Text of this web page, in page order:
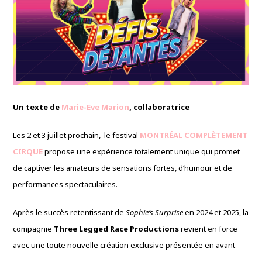
Un texte de Marie-Eve Marion, collaboratrice
Les 2 et 3 juillet prochain, le festival MONTRÉAL COMPLÈTEMENT
CIRQUEpropose une expérience totalement unique qui promet
de captiver les amateurs de sensations fortes, d’humour et de
performances spectaculaires.
Après le succès retentissant deSophie’s Surpriseen 2024 et 2025, la
compagnie Three Legged Race Productionsrevient en force
avec une toute nouvelle création exclusive présentée en avant-